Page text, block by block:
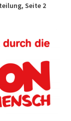
Seite 2